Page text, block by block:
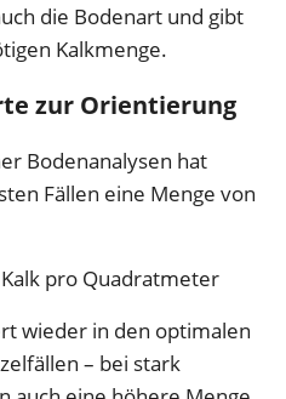
die Bodenart und gibt
Kalkmenge.
zur Orientierung
Bodenanalysen hat
Fällen eine Menge von
pro Quadratmeter
wieder in den optimalen
– bei stark